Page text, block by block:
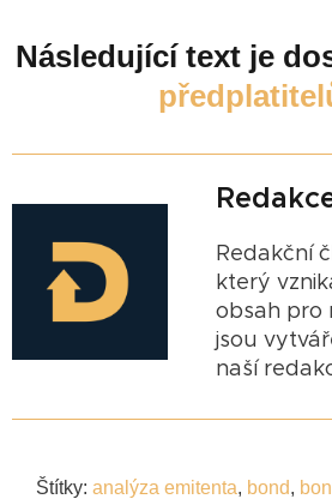
Následující text je
Redakční
který
obsah pro
jsou
naší
Štítky: analýza emitenta, bond,